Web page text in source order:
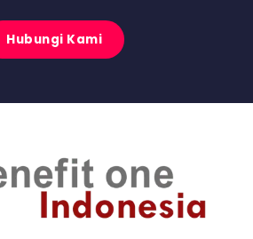
Hubungi Kami